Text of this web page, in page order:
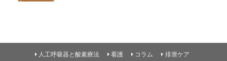
人工呼吸器と酸素療法 看護 コラム 排泄ケア